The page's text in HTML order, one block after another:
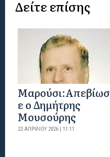
Δείτε επίσης
Μαρούσι:Απεβίωσ
ε ο Δημήτρης
Μουσούρης
22 ΑΠΡΙΛΊΟΥ 2026 | 11:11